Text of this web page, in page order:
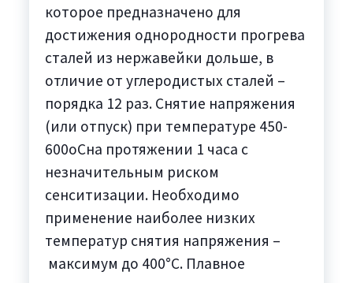
которое предназначено для
достижения однородности прогрева
сталей из нержавейки дольше, в
отличие от углеродистых сталей –
порядка 12 раз. Снятие напряжения
(или отпуск) при температуре 450-
600oCна протяжении 1 часа с
незначительным риском
сенситизации. Необходимо
применение наиболее низких
температур снятия напряжения –
максимум до 400°C. Плавное